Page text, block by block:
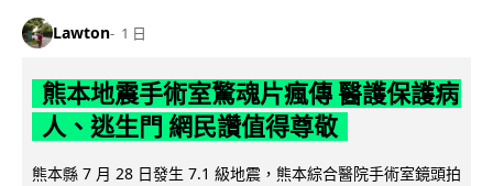
Lawton 1 日
熊本地震手術室驚魂片瘋傳 醫護保護病
人、逃生門 網民讚值得尊敬
熊本縣 7 月 28 日發生 7.1 級地震，熊本綜合醫院手術室鏡頭拍